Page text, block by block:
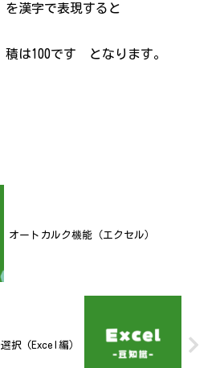
漢字で表現すると
積は100です となります。
オートカルク機能（エクセル）
択 (Excel編）